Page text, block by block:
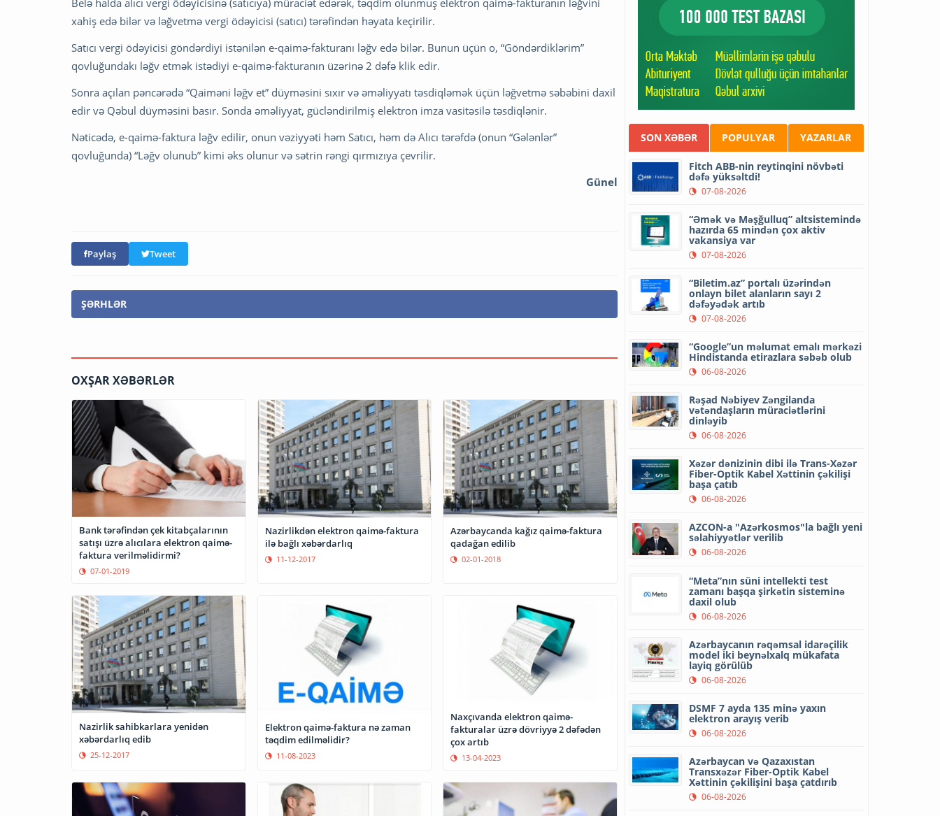
xahiş edə bilər və ləğvetmə vergi ödəyicisi (satıcı) tərəfindən həyata keçirilir.
Satıcı vergi ödəyicisi göndərdiyi istənilən e-qaimə-fakturanı ləğv edə bilər. Bunun üçün o, “Göndərdiklərim”
qovluğundakı ləğv etmək istədiyi e-qaimə-fakturanın üzərinə 2 dəfə klik edir.
Sonra açılan pəncərədə “Qaiməni ləğv et” düyməsini sıxır və əməliyyatı təsdiqləmək üçün ləğvetmə səbəbini daxil
edir və Qəbul düyməsini basır. Sonda əməliyyat, gücləndirilmiş elektron imza vasitəsilə təsdiqlənir.
Nəticədə, e-qaimə-faktura ləğv edilir, onun vəziyyəti həm Satıcı, həm də Alıcı tərəfdə (onun “Gələnlər”
qovluğunda) “Ləğv olunub” kimi əks olunur və sətrin rəngi qırmızıya çevrilir.
Günel
Paylaş Tweet
ŞƏRHLƏR
OXŞAR XƏBƏRLƏR
Bank tərəfindən çek kitabçalarının
satışı üzrə alıcılara elektron qaimə-
faktura verilməlidirmi?
07-01-2019
Nazirlikdən elektron qaimə-faktura
ilə bağlı xəbərdarlıq
11-12-2017
Azərbaycanda kağız qaimə-faktura
qadağan edilib
02-01-2018
Nazirlik sahibkarlara yenidən
xəbərdarlıq edib
25-12-2017
Elektron qaimə-faktura nə zaman
təqdim edilməlidir?
11-08-2023
Naxçıvanda elektron qaimə-
fakturalar üzrə dövriyyə 2 dəfədən
çox artıb
13-04-2023
SON XƏBƏR POPULYAR YAZARLAR
Fitch ABB-nin reytinqini növbəti
dəfə yüksəltdi!
07-08-2026
“Əmək və Məşğulluq” altsistemində
hazırda 65 mindən çox aktiv
vakansiya var
07-08-2026
“Biletim.az” portalı üzərindən
onlayn bilet alanların sayı 2
dəfəyədək artıb
07-08-2026
“Google”un məlumat emalı mərkəzi
Hindistanda etirazlara səbəb olub
06-08-2026
Rəşad Nəbiyev Zəngilanda
vətəndaşların müraciətlərini
dinləyib
06-08-2026
Xəzər dənizinin dibi ilə Trans-Xəzər
Fiber-Optik Kabel Xəttinin çəkilişi
başa çatıb
06-08-2026
AZCON-a "Azərkosmos"la bağlı yeni
səlahiyyətlər verilib
06-08-2026
“Meta”nın süni intellekti test
zamanı başqa şirkətin sisteminə
daxil olub
06-08-2026
Azərbaycanın rəqəmsal idarəçilik
model iki beynəlxalq mükafata
layiq görülüb
06-08-2026
DSMF 7 ayda 135 minə yaxın
elektron arayış verib
06-08-2026
Azərbaycan və Qazaxıstan
Transxəzər Fiber-Optik Kabel
Xəttinin çəkilişini başa çatdırıb
06-08-2026